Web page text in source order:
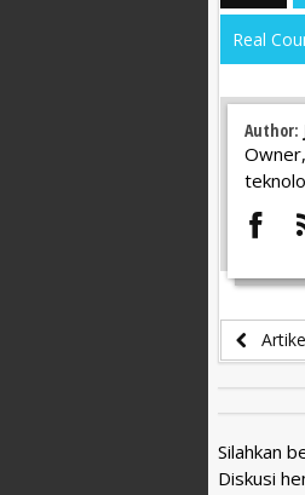
Real
Author:
Silahkan
Diskusi